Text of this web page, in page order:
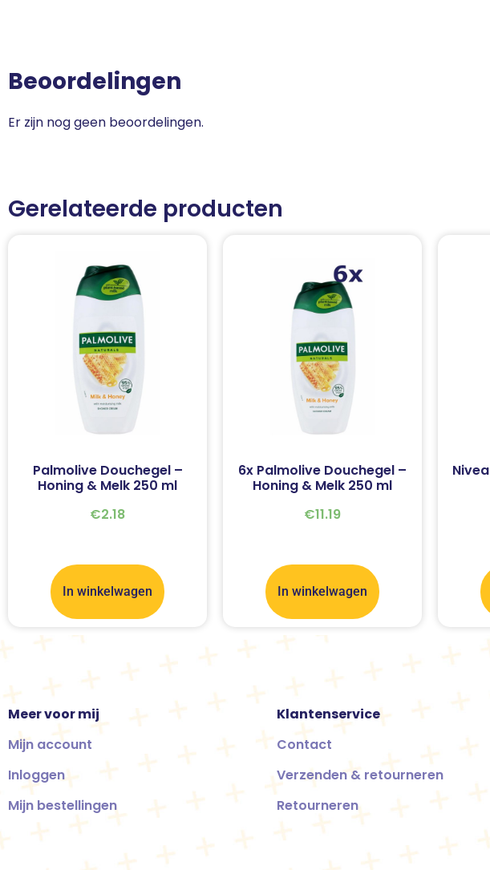
Beoordelingen
Er zijn nog geen beoordelingen.
Gerelateerde producten
Palmolive Douchegel –
Honing & Melk 250 ml
€2.18
In winkelwagen
6x Palmolive Douchegel –
Honing & Melk 250 ml
€11.19
In winkelwagen
Meer voor mij
Mijn account
Inloggen
Mijn bestellingen
Klantenservice
Contact
Verzenden & retourneren
Retourneren